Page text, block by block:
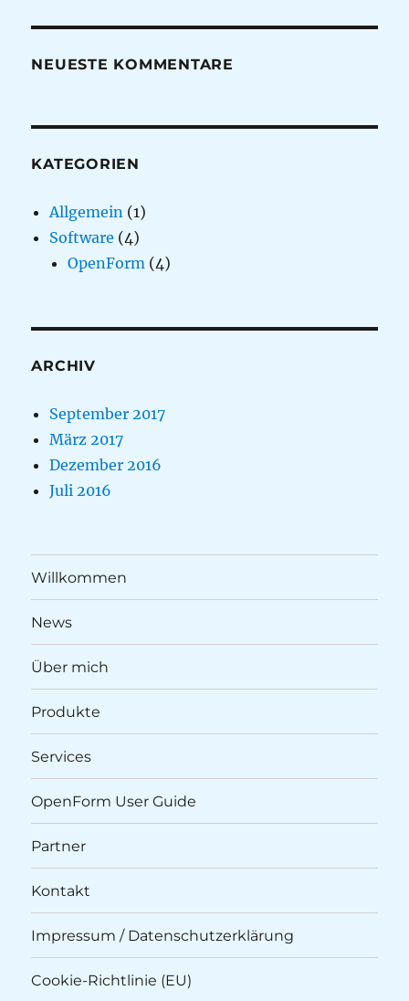
NEUESTE KOMMENTARE
KATEGORIEN
Allgemein (1)
Software (4)
OpenForm (4)
ARCHIV
September 2017
März 2017
Dezember 2016
Juli 2016
Willkommen
News
Über mich
Produkte
Services
OpenForm User Guide
Partner
Kontakt
Impressum / Datenschutzerklärung
Cookie-Richtlinie (EU)